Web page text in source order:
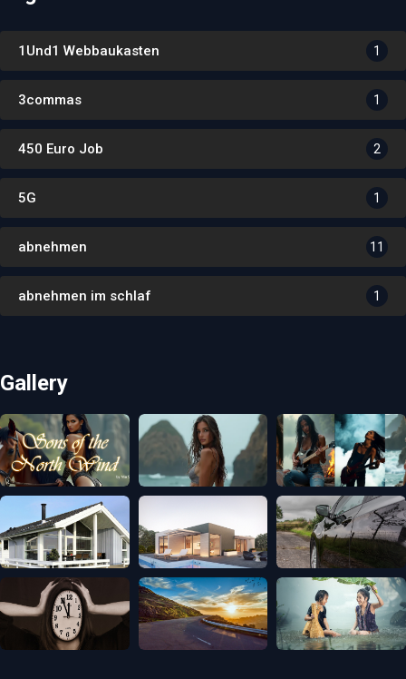
1Und1 Webbaukasten 1
3commas 1
450 Euro Job 2
5G 1
abnehmen 11
abnehmen im schlaf 1
Gallery